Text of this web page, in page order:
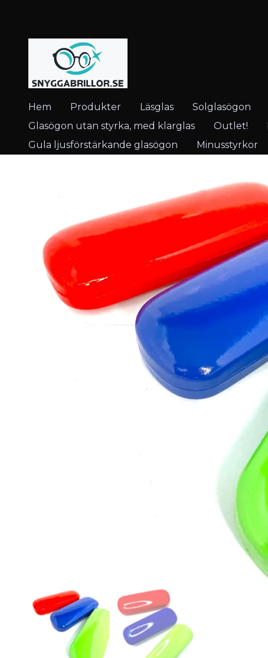
Hem Produkter Läsglas Solglasögon
Glasögon utan styrka, med klarglas
Outlet!
Gula ljusförstärkande glasögon
Minusstyrkor